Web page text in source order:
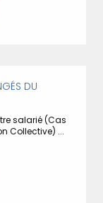
DU
salarié (Cas
Collective) ...